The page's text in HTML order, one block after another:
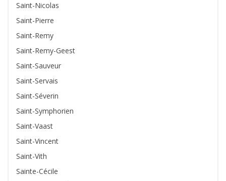
Saint-Nicolas
Saint-Pierre
Saint-Remy
Saint-Remy-Geest
Saint-Sauveur
Saint-Servais
Saint-Séverin
Saint-Symphorien
Saint-Vaast
Saint-Vincent
Saint-Vith
Sainte-Cécile